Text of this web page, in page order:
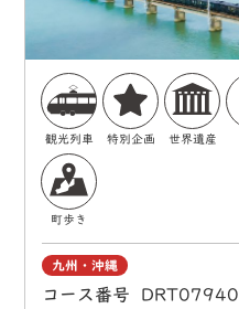
観光列車 特別企画 世界遺産
町歩き
九州・沖縄
コース番号
DRT07940